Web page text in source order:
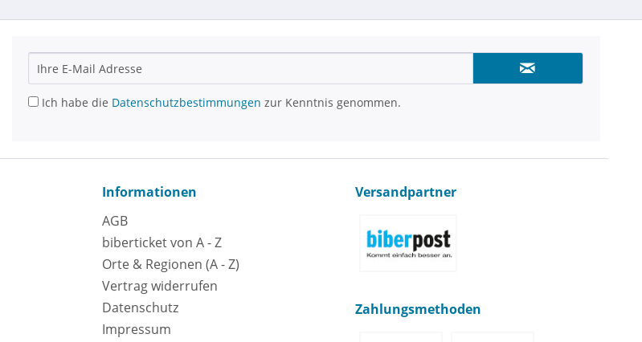
Ich habe die Datenschutzbestimmungen zur Kenntnis genommen.
Informationen
AGB
biberticket von A - Z
Orte & Regionen (A - Z)
Vertrag widerrufen
Datenschutz
Impressum
Versandpartner
Zahlungsmethoden